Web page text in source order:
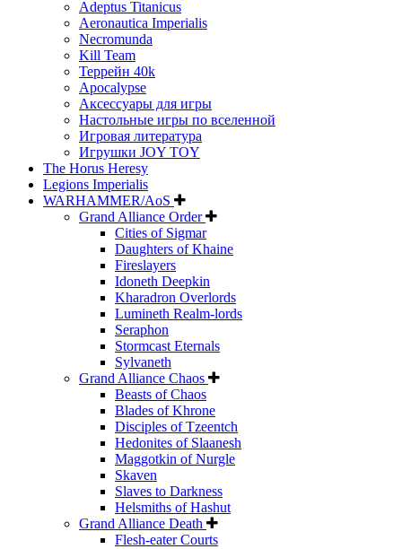
Adeptus Titanicus
Aeronautica Imperialis
Necromunda
Kill Team
Террейн 40k
Apocalypse
Аксессуары для игры
Настольные игры по вселенной
Игровая литература
Игрушки JOY TOY
The Horus Heresy
Legions Imperialis
WARHAMMER/AoS
Grand Alliance Order
Cities of Sigmar
Daughters of Khaine
Fireslayers
Idoneth Deepkin
Kharadron Overlords
Lumineth Realm-lords
Seraphon
Stormcast Eternals
Sylvaneth
Grand Alliance Chaos
Beasts of Chaos
Blades of Khrone
Disciples of Tzeentch
Hedonites of Slaanesh
Maggotkin of Nurgle
Skaven
Slaves to Darkness
Helsmiths of Hashut
Grand Alliance Death
Flesh-eater Courts